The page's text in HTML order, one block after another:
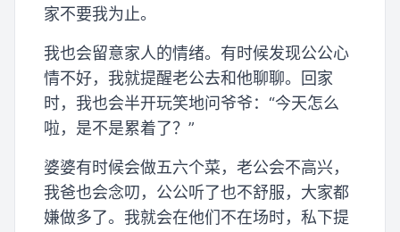
家不要我为止。
我也会留意家人的情绪。有时候发现公公心
情不好，我就提醒老公去和他聊聊。回家
时，我也会半开玩笑地问爷爷：“今天怎么
啦，是不是累着了？”
婆婆有时候会做五六个菜，老公会不高兴，
我爸也会念叨，公公听了也不舒服，大家都
嫌做多了。我就会在他们不在场时，私下提